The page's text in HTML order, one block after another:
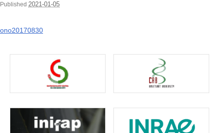
Published 2021-01-05
ono20170830